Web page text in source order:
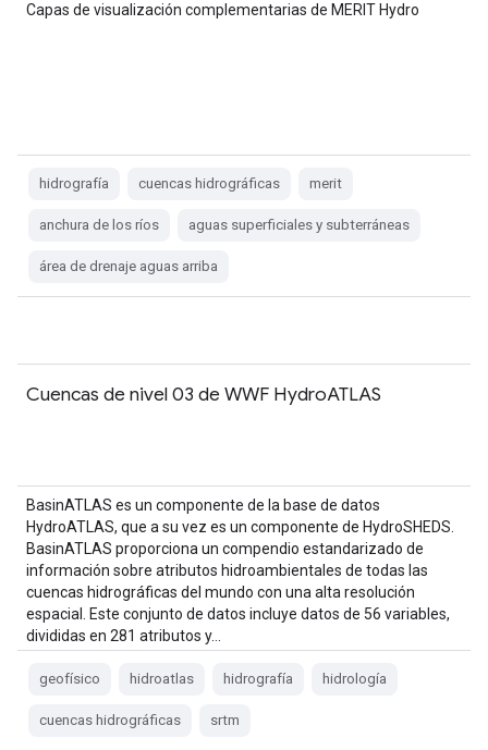
Capas de visualización complementarias de MERIT Hydro
hidrografía cuencas hidrográficas merit
anchura de los ríos aguas superficiales y subterráneas
área de drenaje aguas arriba
Cuencas de nivel 03 de WWF HydroATLAS
BasinATLAS es un componente de la base de datos
HydroATLAS, que a su vez es un componente de HydroSHEDS.
BasinATLAS proporciona un compendio estandarizado de
información sobre atributos hidroambientales de todas las
cuencas hidrográficas del mundo con una alta resolución
espacial. Este conjunto de datos incluye datos de 56 variables,
divididas en 281 atributos y…
geofísico hidroatlas hidrografía hidrología
cuencas hidrográficas srtm